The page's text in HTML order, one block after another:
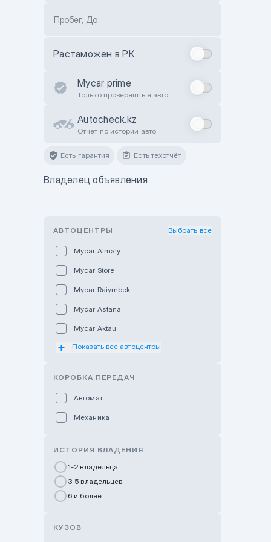
Пробег, До
Растаможен в РК
Mycar prime
Только проверенные авто
Autocheck.kz
Отчет по истории авто
Есть гарантия Есть техотчёт
Владелец объявления
АВТОЦЕНТРЫ Выбрать все
Mycar Almaty
Mycar Store
Mycar Raiymbek
Mycar Astana
Mycar Aktau
Mycar Uralsk
GWM Nurly Zhol
Chery Astana
Показать все автоцентры
КОРОБКА ПЕРЕДАЧ
Автомат
Механика
ИСТОРИЯ ВЛАДЕНИЯ
1-2 владельца
3-5 владельцев
6 и более
КУЗОВ